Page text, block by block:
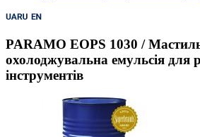
PARAMO EOPS 1030 /
охолоджувальна емульсія для
інструментів